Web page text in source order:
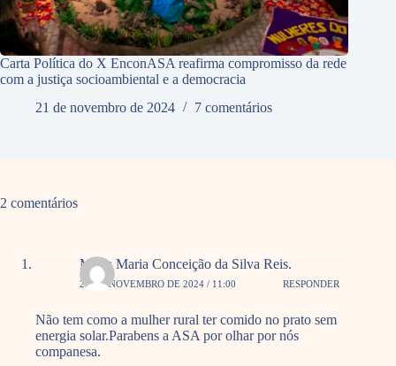
Carta Política do X EnconASA reafirma compromisso da rede
com a justiça socioambiental e a democracia
21 de novembro de 2024
7 comentários
2 comentários
Marta Maria Conceição da Silva Reis.
24 DE NOVEMBRO DE 2024 / 11:00 RESPONDER
Não tem como a mulher rural ter comido no prato sem
energia solar.Parabens a ASA por olhar por nós
companesa.